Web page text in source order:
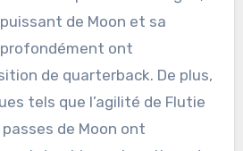
compétences uniques et
Des joueurs
et Warren Moon ont montré
et un leadership
de Flutie à improviser